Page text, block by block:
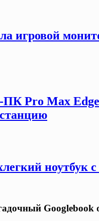
игровой
ПК Pro Max
ноутбук